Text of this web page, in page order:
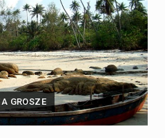
GROSZE